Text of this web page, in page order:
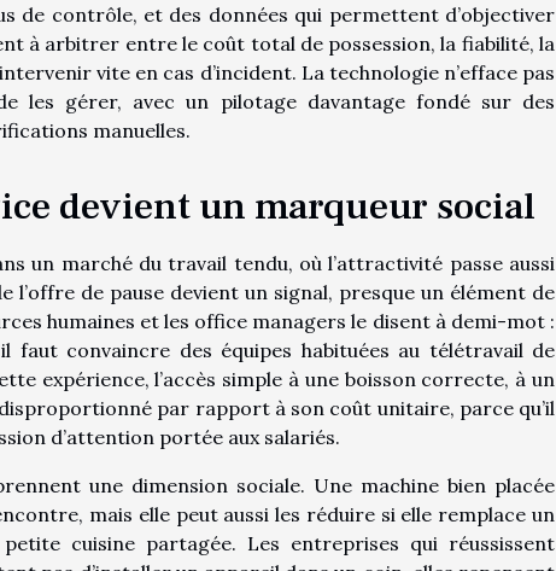
de contrôle, et des données qui permettent d’objectiver
à arbitrer entre le coût total de possession, la fiabilité, la
vite en cas d’incident. La technologie n’efface pas
les gérer, avec un pilotage davantage fondé sur des
manuelles.
devient un marqueur social
un marché du travail tendu, où l’attractivité passe aussi
l’offre de pause devient un signal, presque un élément de
humaines et les office managers le disent à demi-mot :
faut convaincre des équipes habituées au télétravail de
expérience, l’accès simple à une boisson correcte, à un
par rapport à son coût unitaire, parce qu’il
d’attention portée aux salariés.
une dimension sociale. Une machine bien placée
mais elle peut aussi les réduire si elle remplace un
cuisine partagée. Les entreprises qui réussissent